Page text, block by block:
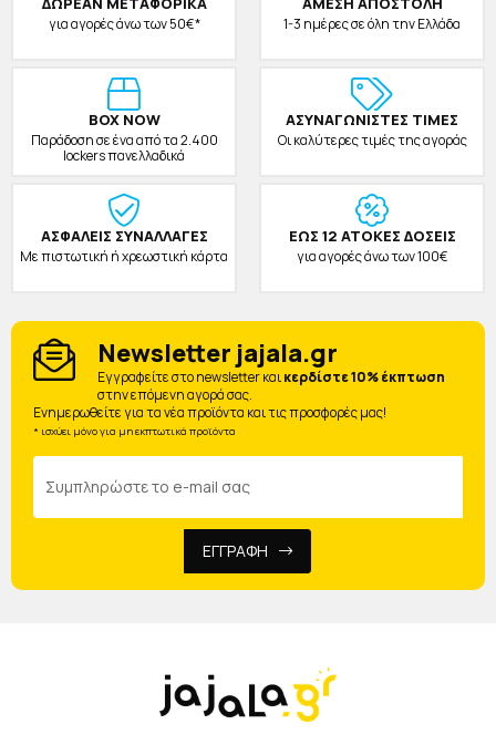
για αγορές άνω των 50€* 1-3 ημέρες σε όλη την Ελλάδα
BOX NOW
Παράδοση σε ένα από τα 2.400
lockers πανελλαδικά
ΑΣΥΝΑΓΩΝΙΣΤΕΣ ΤΙΜΕΣ
Οι καλύτερες τιμές της αγοράς
ΑΣΦΑΛΕΙΣ ΣΥΝΑΛΛΑΓΕΣ
Με πιστωτική ή χρεωστική κάρτα
ΕΩΣ 12 ΑΤΟΚΕΣ ΔΟΣΕΙΣ
για αγορές άνω των 100€
Newsletter jajala.gr
Eγγραφείτε στο newsletter καικερδίστε 10% έκπτωση
στην επόμενη αγορά σας.
Ενημερωθείτε για τα νέα προϊόντα και τις προσφορές μας!
* ισχύει μόνο για μη εκπτωτικά προϊόντα
ΕΓΓΡΑΦΗ